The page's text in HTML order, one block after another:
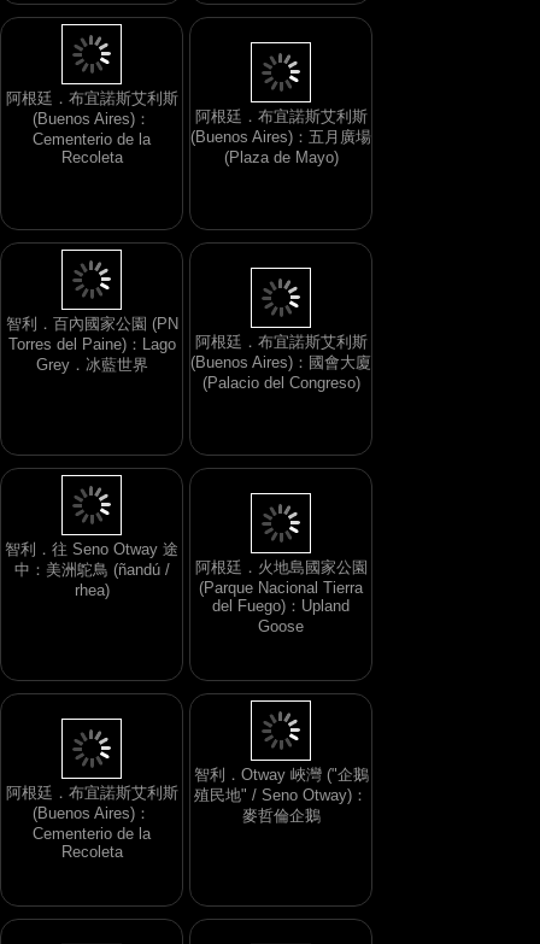
阿根廷．布宜諾斯艾利斯
(Buenos Aires)：
Cementerio de la
Recoleta
阿根廷．布宜諾斯艾利斯
(Buenos Aires)：五月廣場
(Plaza de Mayo)
智利．百內國家公園 (PN
Torres del Paine)：Lago
Grey．冰藍世界
阿根廷．布宜諾斯艾利斯
(Buenos Aires)：國會大廈
(Palacio del Congreso)
智利．往 Seno Otway 途
中：美洲鴕鳥 (ñandú /
rhea)
阿根廷．火地島國家公園
(Parque Nacional Tierra
del Fuego)：Upland
Goose
阿根廷．布宜諾斯艾利斯
(Buenos Aires)：
Cementerio de la
Recoleta
智利．Otway 峽灣 ("企鵝
殖民地" / Seno Otway)：
麥哲倫企鵝